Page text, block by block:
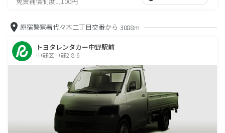
原宿警察署代々木二丁目交番から 3088m
トヨタレンタカー中野駅前
中野区中野2-8-6